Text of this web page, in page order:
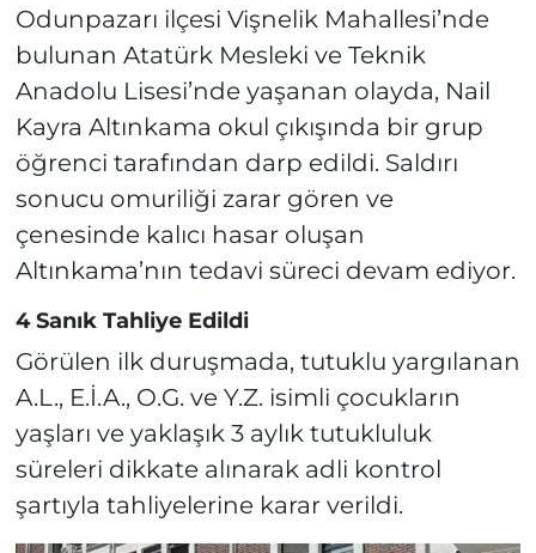
Odunpazarı ilçesi Vişnelik Mahallesi’nde
bulunan Atatürk Mesleki ve Teknik
Anadolu Lisesi’nde yaşanan olayda, Nail
Kayra Altınkama okul çıkışında bir grup
öğrenci tarafından darp edildi. Saldırı
sonucu omuriliği zarar gören ve
çenesinde kalıcı hasar oluşan
Altınkama’nın tedavi süreci devam ediyor.
4 Sanık Tahliye Edildi
Görülen ilk duruşmada, tutuklu yargılanan
A.L., E.İ.A., O.G. ve Y.Z. isimli çocukların
yaşları ve yaklaşık 3 aylık tutukluluk
süreleri dikkate alınarak adli kontrol
şartıyla tahliyelerine karar verildi.